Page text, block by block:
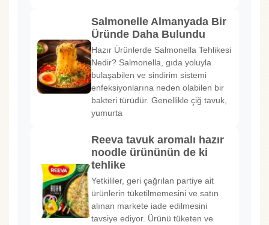
Salmonelle Almanyada Bir
Üründe Daha Bulundu
Hazır Ürünlerde Salmonella Tehlikesi
Nedir? Salmonella, gıda yoluyla
bulaşabilen ve sindirim sistemi
enfeksiyonlarına neden olabilen bir
bakteri türüdür. Genellikle çiğ tavuk,
yumurta
Reeva tavuk aromalı hazır
noodle ürününün de ki
tehlike
Yetkililer, geri çağrılan partiye ait
ürünlerin tüketilmemesini ve satın
alınan markete iade edilmesini
tavsiye ediyor. Ürünü tüketen ve